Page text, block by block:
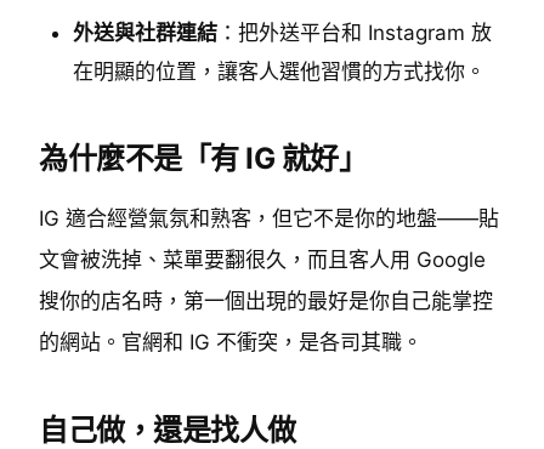
外送與社群連結 ：把外送平台和 Instagram 放
在明顯的位置，讓客人選他習慣的方式找你。
為什麼不是「有 IG 就好」
IG 適合經營氣氛和熟客，但它不是你的地盤——貼
文會被洗掉、菜單要翻很久，而且客人用 Google
搜你的店名時，第一個出現的最好是你自己能掌控
的網站。官網和 IG 不衝突，是各司其職。
自己做，還是找人做